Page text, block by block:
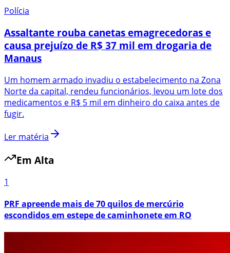
Polícia
Assaltante rouba canetas emagrecedoras e
causa prejuízo de R$ 37 mil em drogaria de
Manaus
Um homem armado invadiu o estabelecimento na Zona
Norte da capital, rendeu funcionários, levou um lote dos
medicamentos e R$ 5 mil em dinheiro do caixa antes de
fugir.
Ler matéria
Em Alta
1
PRF apreende mais de 70 quilos de mercúrio
escondidos em estepe de caminhonete em RO